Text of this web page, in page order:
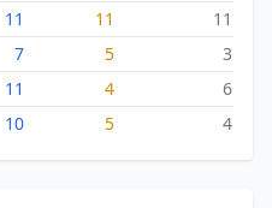
11 11
11
7 5
3
11 4
6
10 5 4